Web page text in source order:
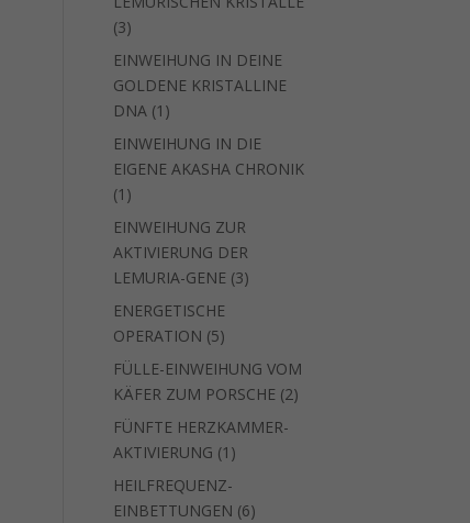
33
Produkte
EINWEIHUNG IN DEINE
GOLDENE KRISTALLINE
DNA 1 1
Produkt
EINWEIHUNG IN DIE
EIGENE AKASHA CHRONIK
1 1
Produkt
EINWEIHUNG ZUR
AKTIVIERUNG DER
LEMURIA-GENE 33
ENERGETISCHE
OPERATION 55
Produkte
FÜLLE-EINWEIHUNG VOM
KÄFER ZUM PORSCHE 22
FÜNFTE HERZKAMMER-
AKTIVIERUNG 1 1
HEILFREQUENZ-
EINBETTUNGEN 66